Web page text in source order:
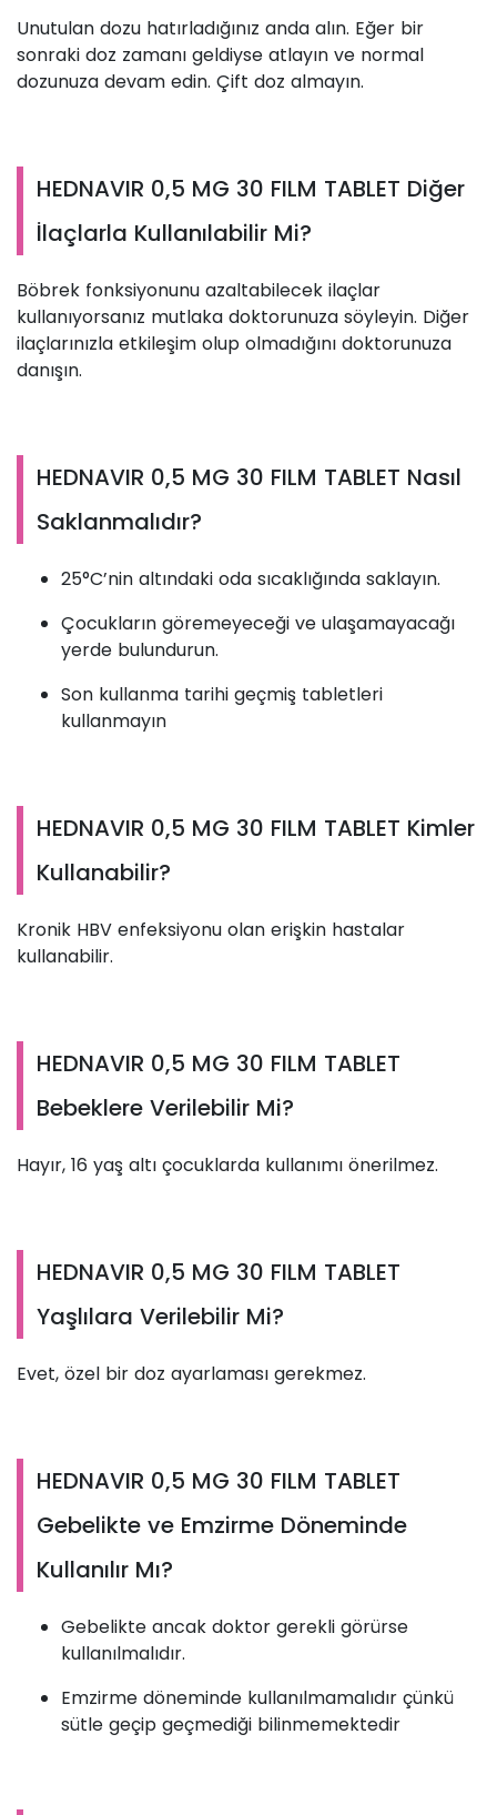
Unutulan dozu hatırladığınız anda alın. Eğer bir
sonraki doz zamanı geldiyse atlayın ve normal
dozunuza devam edin. Çift doz almayın.
HEDNAVIR 0,5 MG 30 FILM TABLET Diğer
İlaçlarla Kullanılabilir Mi?
Böbrek fonksiyonunu azaltabilecek ilaçlar
kullanıyorsanız mutlaka doktorunuza söyleyin. Diğer
ilaçlarınızla etkileşim olup olmadığını doktorunuza
danışın.
HEDNAVIR 0,5 MG 30 FILM TABLET Nasıl
Saklanmalıdır?
25°C’nin altındaki oda sıcaklığında saklayın.
Çocukların göremeyeceği ve ulaşamayacağı
yerde bulundurun.
Son kullanma tarihi geçmiş tabletleri
kullanmayın
HEDNAVIR 0,5 MG 30 FILM TABLET Kimler
Kullanabilir?
Kronik HBV enfeksiyonu olan erişkin hastalar
kullanabilir.
HEDNAVIR 0,5 MG 30 FILM TABLET
Bebeklere Verilebilir Mi?
Hayır, 16 yaş altı çocuklarda kullanımı önerilmez.
HEDNAVIR 0,5 MG 30 FILM TABLET
Yaşlılara Verilebilir Mi?
Evet, özel bir doz ayarlaması gerekmez.
HEDNAVIR 0,5 MG 30 FILM TABLET
Gebelikte ve Emzirme Döneminde
Kullanılır Mı?
Gebelikte ancak doktor gerekli görürse
kullanılmalıdır.
Emzirme döneminde kullanılmamalıdır çünkü
sütle geçip geçmediği bilinmemektedir